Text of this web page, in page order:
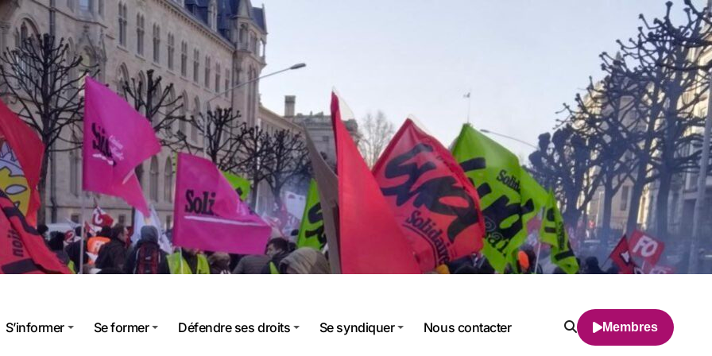
S’informer Se former Défendre ses droits Se syndiquer Nous contacter Membres